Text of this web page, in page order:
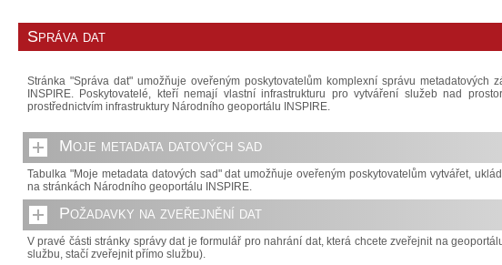
Správa dat
Stránka "Správa dat" umožňuje oveřeným poskytovatelům komplexní správu metadatových
INSPIRE. Poskytovatelé, kteří nemají vlastní infrastrukturu pro vytváření služeb nad
prostřednictvím infrastruktury Národního geoportálu INSPIRE.
Moje metadata datových sad
Tabulka "Moje metadata datových sad" dat umožňuje oveřeným poskytovatelům vytvářet,
na stránkách Národního geoportálu INSPIRE.
Požadavky na zveřejnění dat
V pravé části stránky správy dat je formulář pro nahrání dat, která chcete zveřejnit na
službu, stačí zveřejnit přímo službu).